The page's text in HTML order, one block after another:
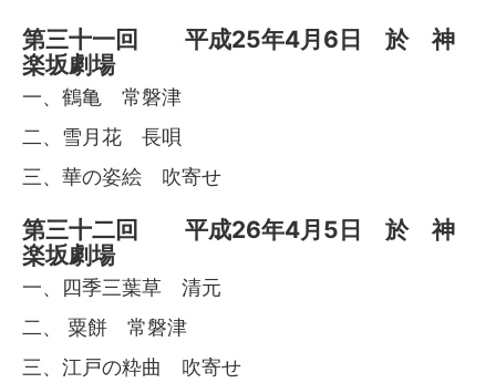
第三十一回 平成25年4月6日 於 神
楽坂劇場
一、鶴亀 常磐津
二、雪月花 長唄
三、華の姿絵 吹寄せ
第三十二回 平成26年4月5日 於 神
楽坂劇場
一、四季三葉草 清元
二、 粟餅 常磐津
三、江戸の粋曲 吹寄せ